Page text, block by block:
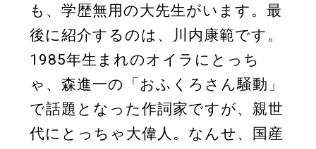
も、学歴無用の大先生がいます。最
後に紹介するのは、川内康範です。
1985年生まれのオイラにとっち
ゃ、森進一の「おふくろさん騒動」
で話題となった作詞家ですが、親世
代にとっちゃ大偉人。なんせ、国産